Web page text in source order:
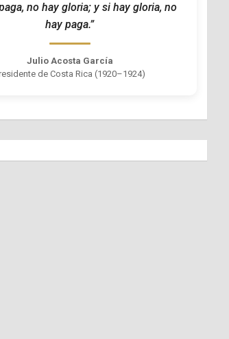
no hay gloria; y si hay gloria, no
hay paga.”
Julio Acosta García
de Costa Rica (1920–1924)